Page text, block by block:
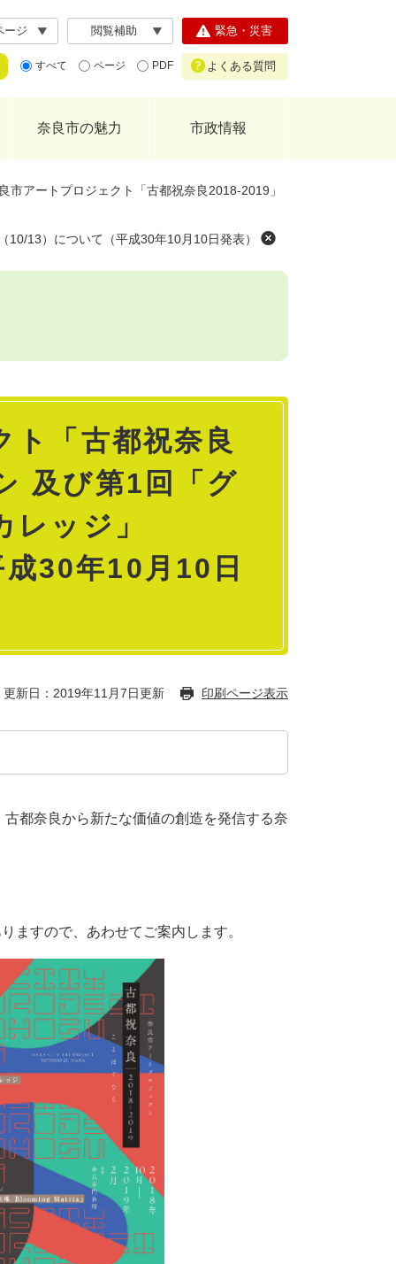
ージ 閲覧補助
すべて ページ PDF
緊急・災害
よくある質問
奈良市の魅力 市政情報
市アートプロジェクト「古都祝奈良2018-2019」
13）について（平成30年10月10日発表）
ト「古都祝奈良
及び第1回「グ
ッジ」
30年10月10日
更新日：2019年11月7日更新 印刷ページ表示
都奈良から新たな価値の創造を発信する奈
ますので、あわせてご案内します。